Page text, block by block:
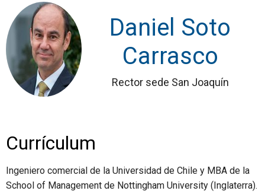
Daniel Soto
Carrasco
Rector sede San Joaquín
Currículum
Ingeniero comercial de la Universidad de Chile y MBA de la
School of Management de Nottingham University (Inglaterra).